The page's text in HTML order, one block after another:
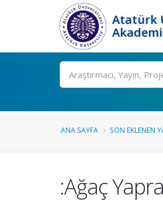
Atatürk
Ara
ANA SAYFA SON EKLENEN
:Ağaç